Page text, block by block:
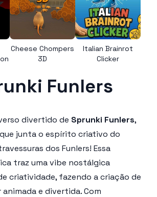
Cheese Chompers
3D
Italian Brainrot
Clicker
Funlers
divertido de Sprunki Funlers,
junta o espírito criativo do
dos Funlers! Essa
traz uma vibe nostálgica
criatividade, fazendo a criação de
animada e divertida. Com